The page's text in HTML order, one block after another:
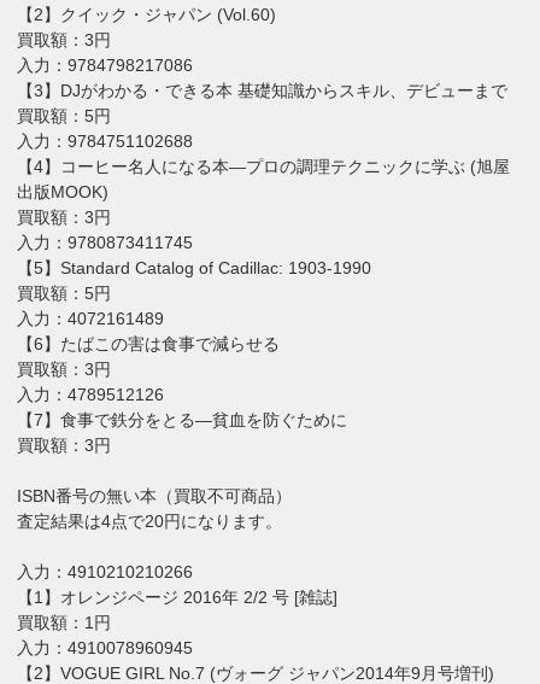
【2】クイック・ジャパン (Vol.60)
買取額：3円
入力：9784798217086
【3】DJがわかる・できる本 基礎知識からスキル、デビューまで
買取額：5円
入力：9784751102688
【4】コーヒー名人になる本―プロの調理テクニックに学ぶ (旭屋
出版MOOK)
買取額：3円
入力：9780873411745
【5】Standard Catalog of Cadillac: 1903-1990
買取額：5円
入力：4072161489
【6】たばこの害は食事で減らせる
買取額：3円
入力：4789512126
【7】食事で鉄分をとる―貧血を防ぐために
買取額：3円
ISBN番号の無い本（買取不可商品）
査定結果は4点で20円になります。
入力：4910210210266
【1】オレンジページ 2016年 2/2 号 [雑誌]
買取額：1円
入力：4910078960945
【2】VOGUE GIRL No.7 (ヴォーグ ジャパン2014年9月号増刊)